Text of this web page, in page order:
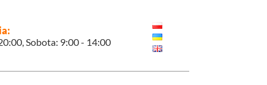
Sobota: 9:00 - 14:00